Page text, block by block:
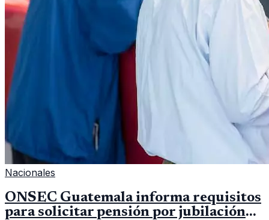
Nacionales
ONSEC Guatemala informa requisitos
para solicitar pensión por jubilación